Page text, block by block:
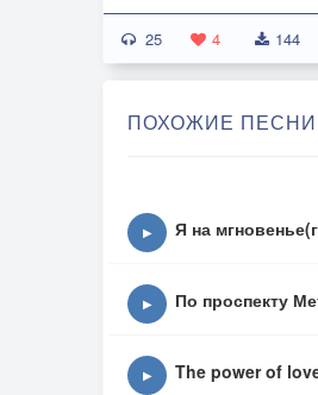
25 4 144
ПОХОЖИЕ ПЕСНИ
▶ Я на
▶ По проспекту
▶ The power of